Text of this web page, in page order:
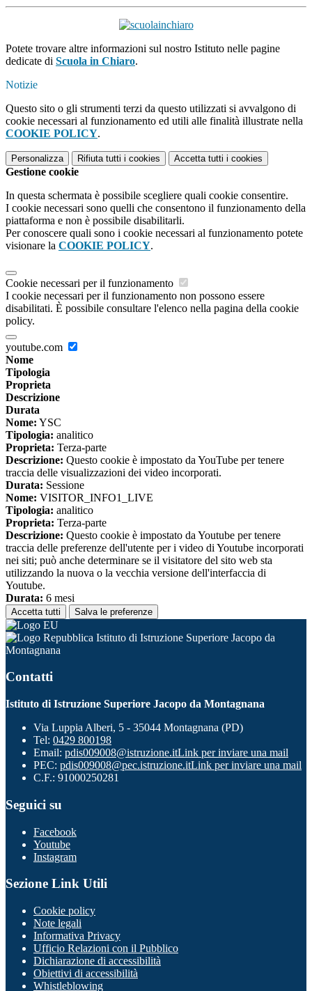
Potete trovare altre informazioni sul nostro Istituto nelle pagine
dedicate di Scuola in Chiaro.
Notizie
Questo sito o gli strumenti terzi da questo utilizzati si avvalgono di
cookie necessari al funzionamento ed utili alle finalità illustrate nella
COOKIE POLICY.
Personalizza Rifiuta tutti i cookies Accetta tutti i cookies
Gestione cookie
In questa schermata è possibile scegliere quali cookie consentire.
I cookie necessari sono quelli che consentono il funzionamento della
piattaforma e non è possibile disabilitarli.
Per conoscere quali sono i cookie necessari al funzionamento potete
visionare la COOKIE POLICY.
Cookie necessari per il funzionamento
I cookie necessari per il funzionamento non possono essere
disabilitati. È possibile consultare l'elenco nella pagina della cookie
policy.
youtube.com
Nome
Tipologia
Proprieta
Descrizione
Durata
Nome: YSC
Tipologia: analitico
Proprieta: Terza-parte
Descrizione: Questo cookie è impostato da YouTube per tenere
traccia delle visualizzazioni dei video incorporati.
Durata: Sessione
Nome: VISITOR_INFO1_LIVE
Tipologia: analitico
Proprieta: Terza-parte
Descrizione: Questo cookie è impostato da Youtube per tenere
traccia delle preferenze dell'utente per i video di Youtube incorporati
nei siti; può anche determinare se il visitatore del sito web sta
utilizzando la nuova o la vecchia versione dell'interfaccia di
Youtube.
Durata: 6 mesi
Accetta tutti Salva le preferenze
Istituto di Istruzione Superiore Jacopo da
Montagnana
Contatti
Istituto di Istruzione Superiore Jacopo da Montagnana
Via Luppia Alberi, 5 - 35044 Montagnana (PD)
Tel: 0429 800198
Email: pdis009008@istruzione.itLink per inviare una mail
PEC: pdis009008@pec.istruzione.itLink per inviare una mail
C.F.: 91000250281
Seguici su
Facebook
Youtube
Instagram
Sezione Link Utili
Cookie policy
Note legali
Informativa Privacy
Ufficio Relazioni con il Pubblico
Dichiarazione di accessibilità
Obiettivi di accessibilità
Whistleblowing